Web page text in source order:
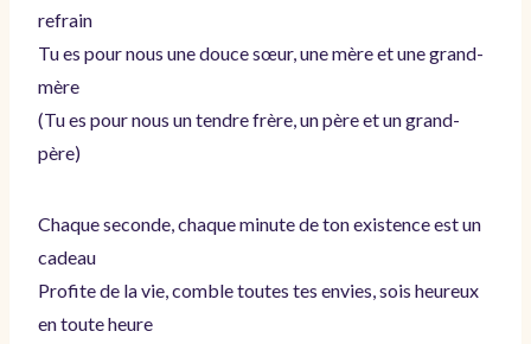
refrain
Tu es pour nous une douce sœur, une mère et une grand-
mère
(Tu es pour nous un tendre frère, un père et un grand-
père)
Chaque seconde, chaque minute de ton existence est un
cadeau
Profite de la vie, comble toutes tes envies, sois heureux
en toute heure